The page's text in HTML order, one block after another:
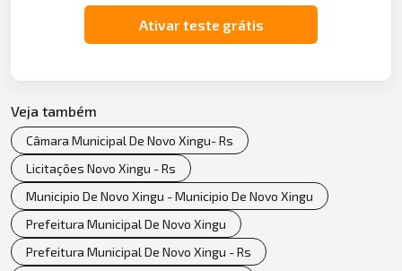
Ativar teste grátis
Veja também
Câmara Municipal De Novo Xingu- Rs
Licitações Novo Xingu - Rs
Municipio De Novo Xingu - Municipio De Novo Xingu
Prefeitura Municipal De Novo Xingu
Prefeitura Municipal De Novo Xingu - Rs